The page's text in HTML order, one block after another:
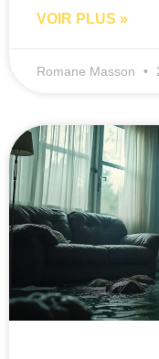
VOIR PLUS »
Romane Masson